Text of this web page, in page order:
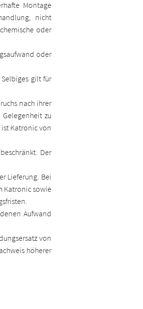
Montage
nicht
oder
oder
gilt für
nach ihrer
zu
Katronic von
Der
Lieferung. Bei
Katronic sowie
Aufwand
von
höherer